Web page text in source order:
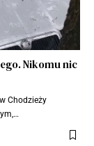
Nikomu nic
Chodzieży